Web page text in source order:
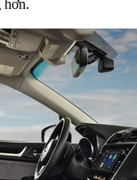
hơn.